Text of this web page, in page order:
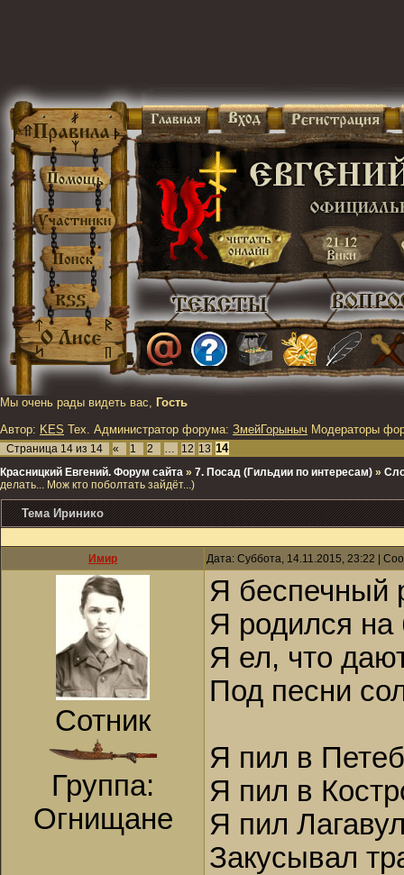
Мы очень рады видеть вас, Гость
Автор: KES Тех. Администратор форума: ЗмейГорыныч Модераторы
Страница 14 из 14 « 1 2 … 12 13 14
Красницкий Евгений. Форум сайта » 7. Посад (Гильдии по интересам) »
делать... Мож кто поболтать зайдёт...)
Тема Иринико
Имир Дата: Суббота, 14.11.2015, 23:22 |
Сотник
Группа:
Огнищане
Я беспечный
Я родился на
Я ел, что
Под песни
Я пил в
Я пил в
Я пил
Закусывал